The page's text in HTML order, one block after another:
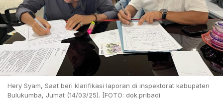
Hery Syam, Saat beri klarifikasi laporan di inspektorat kabupaten
Bulukumba, Jumat (14/03/25). [FOTO: dok.pribadi